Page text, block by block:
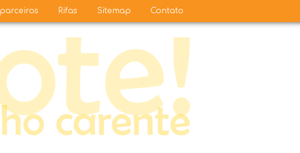
Rifas Sitemap Contato